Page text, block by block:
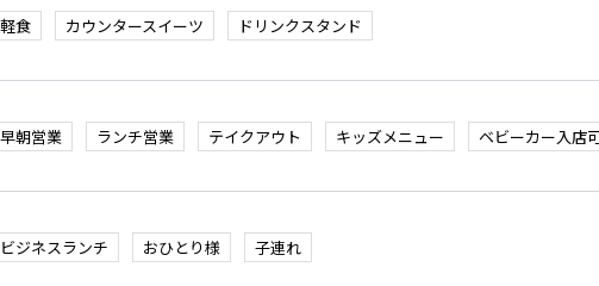
軽食 カウンタースイーツ ドリンクスタンド
早朝営業 ランチ営業 テイクアウト キッズメニュー ベビーカー入店
ビジネスランチ おひとり様 子連れ